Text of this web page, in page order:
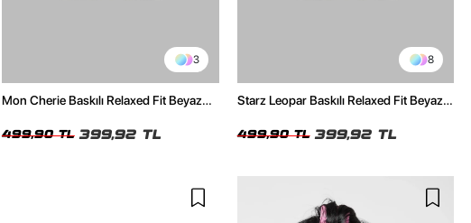
3
Mon Cherie Baskılı Relaxed Fit Beyaz
499,90 TL 399,92 TL
8
Starz Leopar Baskılı Relaxed Fit Beyaz
499,90 TL 399,92 TL